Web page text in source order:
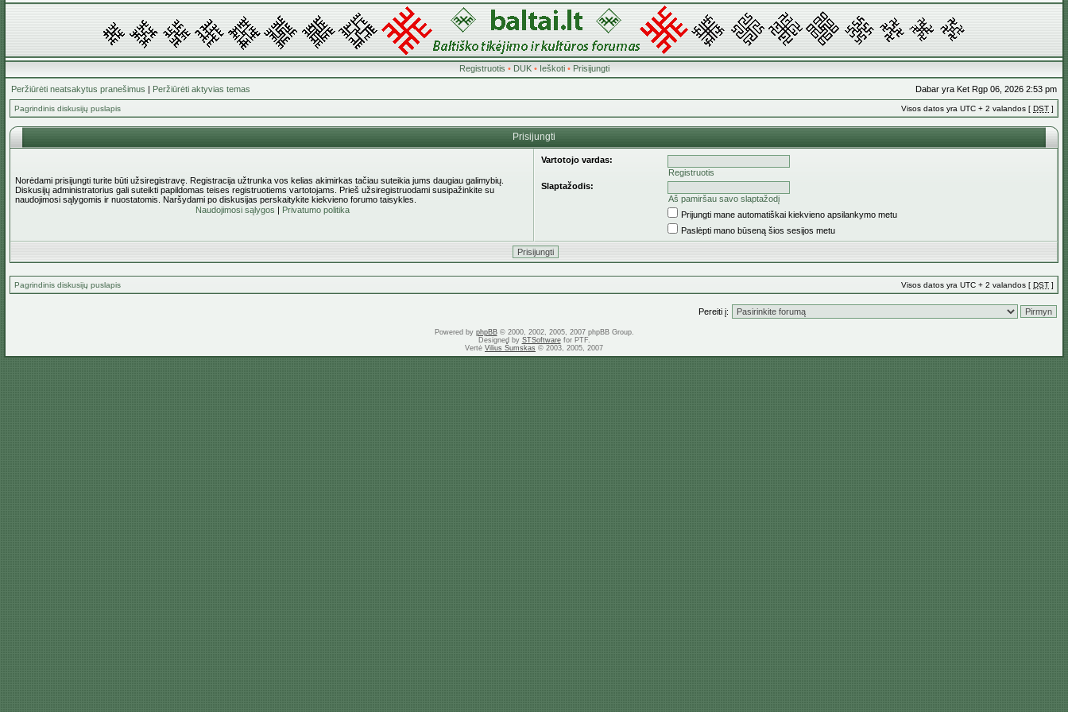
Registruotis • DUK• Ieškoti• Prisijungti
Peržiūrėti neatsakytus pranešimus | Peržiūrėti aktyvias temas Dabar yra Ket Rgp 06, 2026 2:53 pm
Pagrindinis diskusijų puslapis Visos datos yra UTC + 2 valandos [ DST ]
Prisijungti
Norėdami prisijungti turite būti užsiregistravę. Registracija užtrunka vos kelias akimirkas tačiau suteikia jums daugiau galimybių.
Diskusijų administratorius gali suteikti papildomas teises registruotiems vartotojams. Prieš užsiregistruodami susipažinkite su
naudojimosi sąlygomis ir nuostatomis. Naršydami po diskusijas perskaitykite kiekvieno forumo taisykles.
Naudojimosi sąlygos | Privatumo politika
Vartotojo vardas:
Registruotis
Slaptažodis:
Aš pamiršau savo slaptažodį
Prijungti mane automatiškai kiekvieno apsilankymo metu
Paslėpti mano būseną šios sesijos metu
Pagrindinis diskusijų puslapis Visos datos yra UTC + 2 valandos [ DST ]
Pereiti į:
Powered by phpBB© 2000, 2002, 2005, 2007 phpBB Group.
Designed by STSoftwarefor PTF.
Vertė Vilius Šumskas © 2003, 2005, 2007